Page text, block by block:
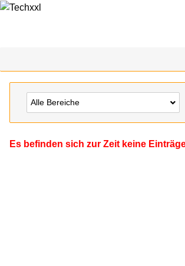
Alle Bereiche
Es befinden sich zur Zeit keine